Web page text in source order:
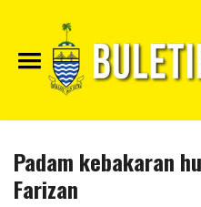
Padam kebakaran
Farizan